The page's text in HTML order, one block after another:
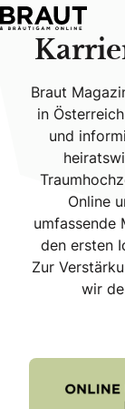
Braut
in
und
Online
umfassende
den ersten
Zur
wir